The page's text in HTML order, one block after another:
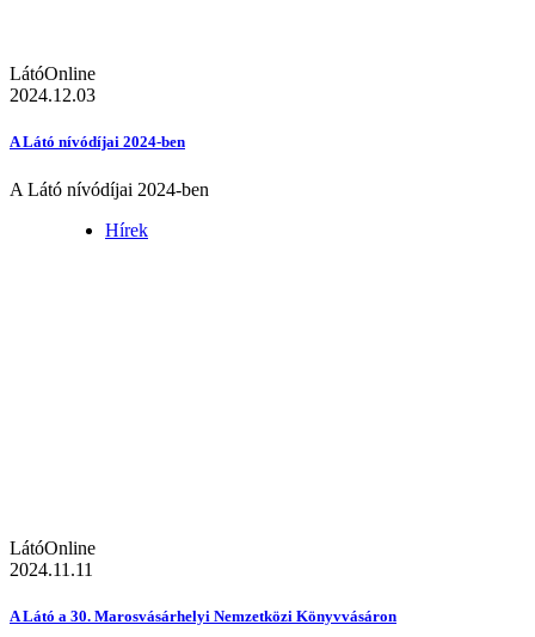
LátóOnline
2024.12.03
A Látó nívódíjai 2024-ben
A Látó nívódíjai 2024-ben
Hírek
LátóOnline
2024.11.11
A Látó a 30. Marosvásárhelyi Nemzetközi Könyvvásáron